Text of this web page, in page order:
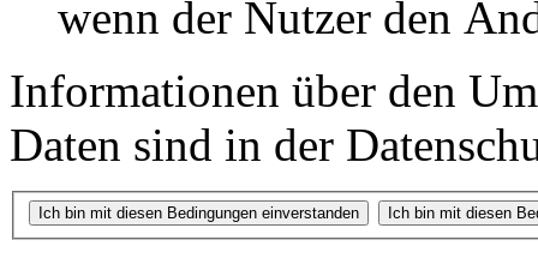
wenn der Nutzer den
Informationen über den
Daten sind in der